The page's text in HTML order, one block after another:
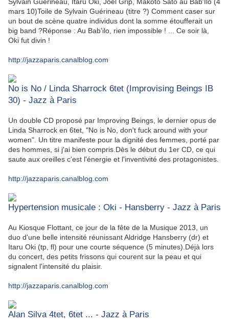
mars 10)Toile de Sylvain Guérineau (titre ?) Comment caser sur
un bout de scène quatre individus dont la somme étoufferait un
big band ?Réponse : Au Bab'ilo, rien impossible ! ... Ce soir là,
Oki fut divin !
http://jazzaparis.canalblog.com
No is No / Linda Sharrock 6tet (Improvising Beings IB
30) - Jazz à Paris
Un double CD proposé par Improving Beings, le dernier opus de
Linda Sharrock en 6tet, "No is No, don't fuck around with your
women". Un titre manifeste pour la dignité des femmes, porté par
des hommes, si j'ai bien compris.Dès le début du 1er CD, ce qui
saute aux oreilles c'est l'énergie et l'inventivité des protagonistes.
http://jazzaparis.canalblog.com
Hypertension musicale : Oki - Hansberry - Jazz à Paris
Au Kiosque Flottant, ce jour de la fête de la Musique 2013, un
duo d'une belle intensité réunissant Aldridge Hansberry (dr) et
Itaru Oki (tp, fl) pour une courte séquence (5 minutes).Déjà lors
du concert, des petits frissons qui courent sur la peau et qui
signalent l'intensité du plaisir.
http://jazzaparis.canalblog.com
Alan Silva 4tet, 6tet ... - Jazz à Paris